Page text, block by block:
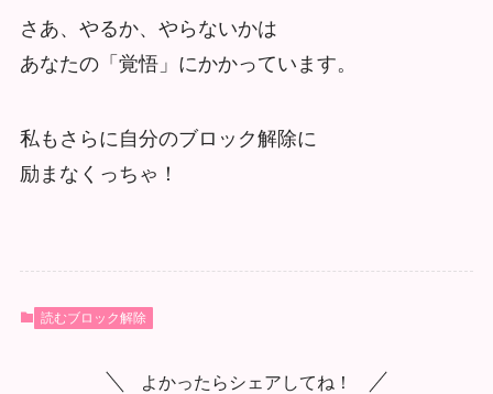
さあ、やるか、やらないかは
あなたの「覚悟」にかかっています。
私もさらに自分のブロック解除に
励まなくっちゃ！
読むブロック解除
よかったらシェアしてね！